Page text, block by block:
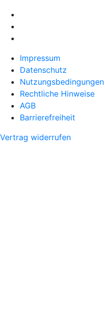
Impressum
Datenschutz
Nutzungsbedingungen
Rechtliche Hinweise
AGB
Barrierefreiheit
Vertrag widerrufen